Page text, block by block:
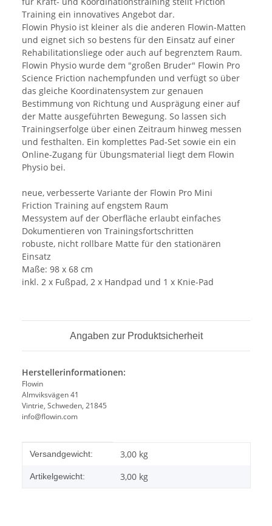
Training ein innovatives Angebot dar.
Flowin Physio ist kleiner als die anderen Flowin-Matten
und eignet sich so bestens für den Einsatz auf einer
Rehabilitationsliege oder auch auf begrenztem Raum.
Flowin Physio wurde dem "großen Bruder" Flowin Pro
Science Friction nachempfunden und verfügt so über
das gleiche Koordinatensystem zur genauen
Bestimmung von Richtung und Ausprägung einer auf
der Matte ausgeführten Bewegung. So lassen sich
Trainingserfolge über einen Zeitraum hinweg messen
und festhalten. Ein komplettes Pad-Set sowie ein ein
Online-Zugang für Übungsmaterial liegt dem Flowin
Physio bei.
neue, verbesserte Variante der Flowin Pro Mini
Friction Training auf engstem Raum
Messystem auf der Oberfläche erlaubt einfaches
Dokumentieren von Trainingsfortschritten
robuste, nicht rollbare Matte für den stationären
Einsatz
Maße: 98 x 68 cm
inkl. 2 x Fußpad, 2 x Handpad und 1 x Knie-Pad
Angaben zur Produktsicherheit
Herstellerinformationen:
Flowin
Almviksvägen 41
Vintrie, Schweden, 21845
info@flowin.com
Produkteigenschaft
Wert
Versandgewicht: 3,00 kg
Artikelgewicht: 3,00 kg